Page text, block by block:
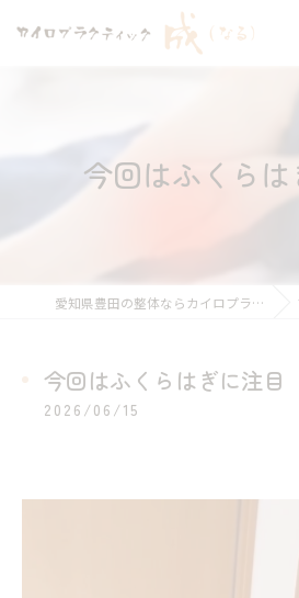
今回はふくらは
愛知県豊田の整体ならカイロプラクティック 成
今回はふくらはぎに注目
2026/06/15